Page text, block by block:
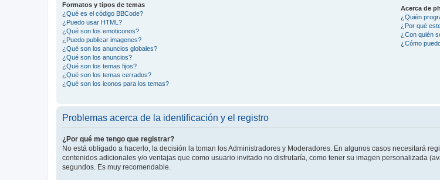
Formatos y tipos de temas
¿Qué es el código BBCode?
¿Puedo usar HTML?
¿Qué son los emoticonos?
¿Puedo publicar imagenes?
¿Qué son los anuncios globales?
¿Qué son los anuncios?
¿Qué son los temas fijos?
¿Qué son los temas cerrados?
¿Qué son los iconos para los temas?
Acerca de
¿Quién
¿Por qué
¿Con quién
¿Cómo
Problemas acerca de la identificación y el registro
¿Por qué me tengo que registrar?
No está obligado a hacerlo, la decisión la toman los Administradores y Moderadores. En algunos casos necesitará
contenidos adicionales y/o ventajas que como usuario invitado no disfrutaría, como tener su imagen personalizada
segundos. Es muy recomendable.